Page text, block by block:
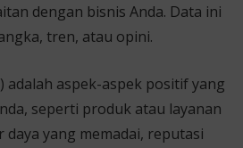
dengan bisnis Anda. Data ini
tren, atau opini.
adalah aspek-aspek positif yang
seperti produk atau layanan
yang memadai, reputasi